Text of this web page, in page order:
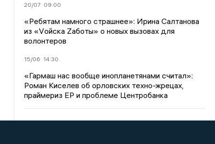
20/07 09:00
«Ребятам намного страшнее»: Ирина Салтанова
из «Vойска Zаботы» о новых вызовах для
волонтеров
15/06 14:30
«Гармаш нас вообще инопланетянами считал»:
Роман Киселев об орловских техно-жрецах,
праймериз ЕР и проблеме Центробанка